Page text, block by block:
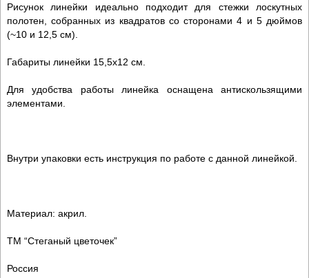
Рисунок линейки идеально подходит для стежки лоскутных
полотен, собранных из квадратов со сторонами 4 и 5 дюймов
(~10 и 12,5 см).
Габариты линейки 15,5х12 см.
Для удобства работы линейка оснащена антискользящими
элементами.
Внутри упаковки есть инструкция по работе с данной линейкой.
Материал: акрил.
ТМ “Стеганый цветочек”
Россия